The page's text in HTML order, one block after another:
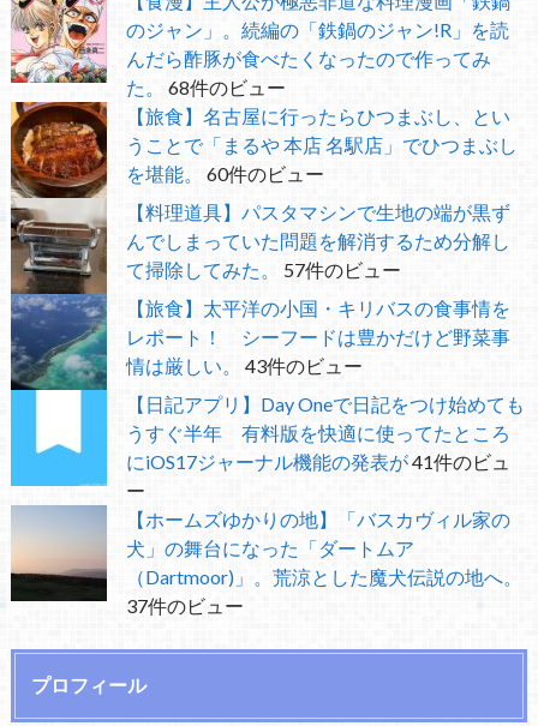
のジャン」。続編の「鉄鍋のジャン!R」を読
んだら酢豚が食べたくなったので作ってみ
た。
68件のビュー
【旅食】名古屋に行ったらひつまぶし、とい
うことで「まるや 本店 名駅店」でひつまぶし
を堪能。
60件のビュー
【料理道具】パスタマシンで生地の端が黒ず
んでしまっていた問題を解消するため分解し
て掃除してみた。
57件のビュー
【旅食】太平洋の小国・キリバスの食事情を
レポート！ シーフードは豊かだけど野菜事
情は厳しい。
43件のビュー
【日記アプリ】Day Oneで日記をつけ始めても
うすぐ半年 有料版を快適に使ってたところ
にiOS17ジャーナル機能の発表が41件のビュ
ー
【ホームズゆかりの地】「バスカヴィル家の
犬」の舞台になった「ダートムア
（Dartmoor)」。荒涼とした魔犬伝説の地へ。
37件のビュー
プロフィール